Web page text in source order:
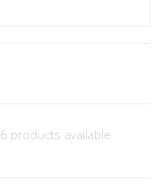
6 products available